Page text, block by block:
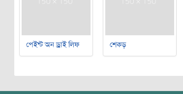
পেইন্ট অন ড্রাই লিফ শেকড়